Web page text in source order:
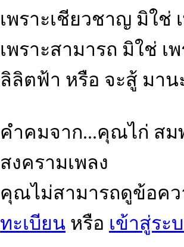
เพราะเชียวชาญ มิใช่
เพราะสามารถ มิใช่ เ
ลิลิตฟ้า หรือ จะสู้ มา
คำคมจาก...คุณไก่ สม
สงครามเพลง
คุณไม่สามารถดูข้อค
ทะเบียน หรือ เข้าสู่ระ